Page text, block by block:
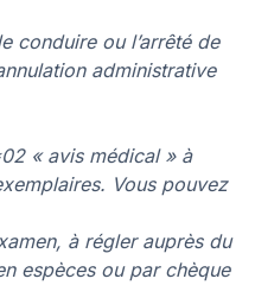
conduire ou l’arrêté de
administrative
« avis médical » à
Vous pouvez
à régler auprès du
espèces ou par chèque